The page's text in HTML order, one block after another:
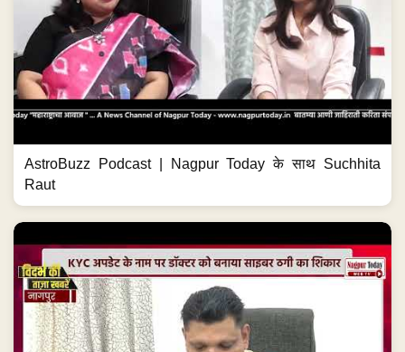
AstroBuzz Podcast | Nagpur Today के साथ Suchhita
Raut